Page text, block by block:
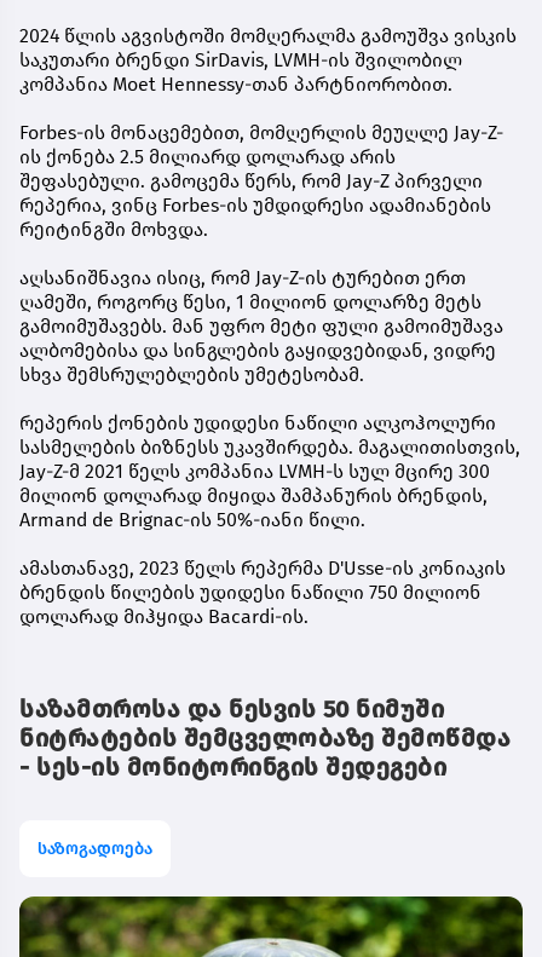
2024 წლის აგვისტოში მომღერალმა გამოუშვა ვისკის
საკუთარი ბრენდი SirDavis, LVMH-ის შვილობილ
კომპანია Moet Hennessy-თან პარტნიორობით.
Forbes-ის მონაცემებით, მომღერლის მეუღლე Jay-Z-
ის ქონება 2.5 მილიარდ დოლარად არის
შეფასებული. გამოცემა წერს, რომ Jay-Z პირველი
რეპერია, ვინც Forbes-ის უმდიდრესი ადამიანების
რეიტინგში მოხვდა.
აღსანიშნავია ისიც, რომ Jay-Z-ის ტურებით ერთ
ღამეში, როგორც წესი, 1 მილიონ დოლარზე მეტს
გამოიმუშავებს. მან უფრო მეტი ფული გამოიმუშავა
ალბომებისა და სინგლების გაყიდვებიდან, ვიდრე
სხვა შემსრულებლების უმეტესობამ.
რეპერის ქონების უდიდესი ნაწილი ალკოჰოლური
სასმელების ბიზნესს უკავშირდება. მაგალითისთვის,
Jay-Z-მ 2021 წელს კომპანია LVMH-ს სულ მცირე 300
მილიონ დოლარად მიყიდა შამპანურის ბრენდის,
Armand de Brignac-ის 50%-იანი წილი.
ამასთანავე, 2023 წელს რეპერმა D'Usse-ის კონიაკის
ბრენდის წილების უდიდესი ნაწილი 750 მილიონ
დოლარად მიჰყიდა Bacardi-ის.
საზამთროსა და ნესვის 50 ნიმუში
ნიტრატების შემცველობაზე შემოწმდა
- სეს-ის მონიტორინგის შედეგები
საზოგადოება